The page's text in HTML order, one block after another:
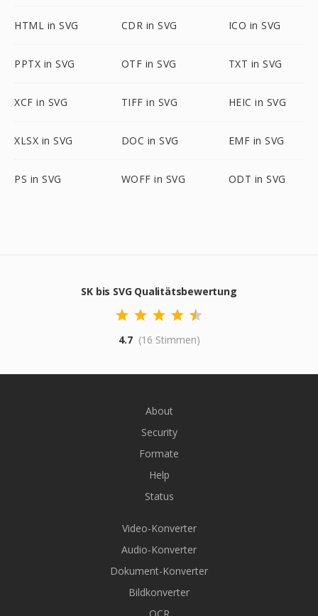
HTML in SVG CDR in SVG ICO in SVG
PPTX in SVG OTF in SVG TXT in SVG
XCF in SVG TIFF in SVG HEIC in SVG
XLSX in SVG DOC in SVG EMF in SVG
PS in SVG WOFF in SVG ODT in SVG
SK bis SVG Qualitätsbewertung
4.7 (16 Stimmen)
About
Security
Formate
Help
Status
Video-Konverter
Audio-Konverter
Dokument-Konverter
Bildkonverter